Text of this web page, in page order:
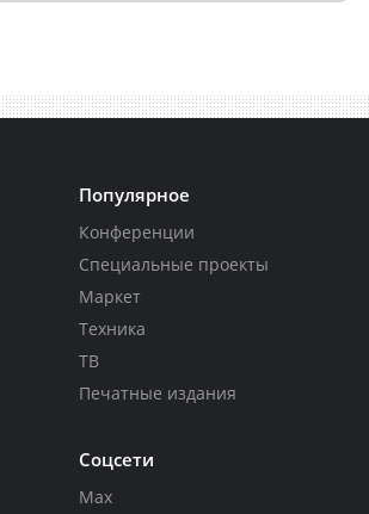
Популярное
Конференции
Специальные проекты
Маркет
Техника
ТВ
Печатные издания
Соцсети
Max